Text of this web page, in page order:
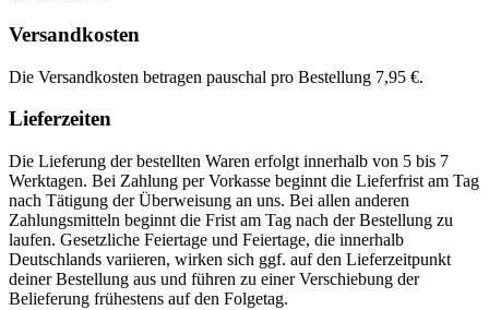
Versandkosten
Die Versandkosten betragen pauschal pro Bestellung 7,95 €.
Lieferzeiten
Die Lieferung der bestellten Waren erfolgt innerhalb von 5 bis 7
Werktagen. Bei Zahlung per Vorkasse beginnt die Lieferfrist am Tag
nach Tätigung der Überweisung an uns. Bei allen anderen
Zahlungsmitteln beginnt die Frist am Tag nach der Bestellung zu
laufen. Gesetzliche Feiertage und Feiertage, die innerhalb
Deutschlands variieren, wirken sich ggf. auf den Lieferzeitpunkt
deiner Bestellung aus und führen zu einer Verschiebung der
Belieferung frühestens auf den Folgetag.